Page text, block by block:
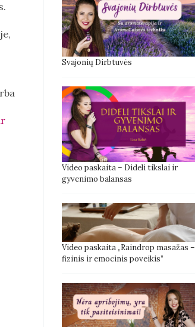
Svajonių Dirbtuvės
Video paskaita – Dideli tikslai ir
gyvenimo balansas
Video paskaita „Raindrop masažas –
fizinis ir emocinis poveikis”